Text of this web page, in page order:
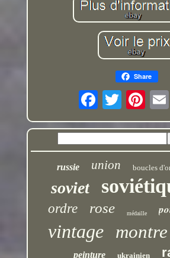
Share
russie union boucles
soviet
ordre rose médaille
vintage montre
peinture ukrainien